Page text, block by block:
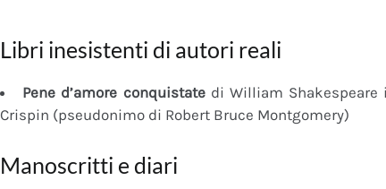
Libri inesistenti di autori reali
Pene d’amore conquistatedi William Shakespeare
Crispin (pseudonimo di Robert Bruce Montgomery)
Manoscritti e diari